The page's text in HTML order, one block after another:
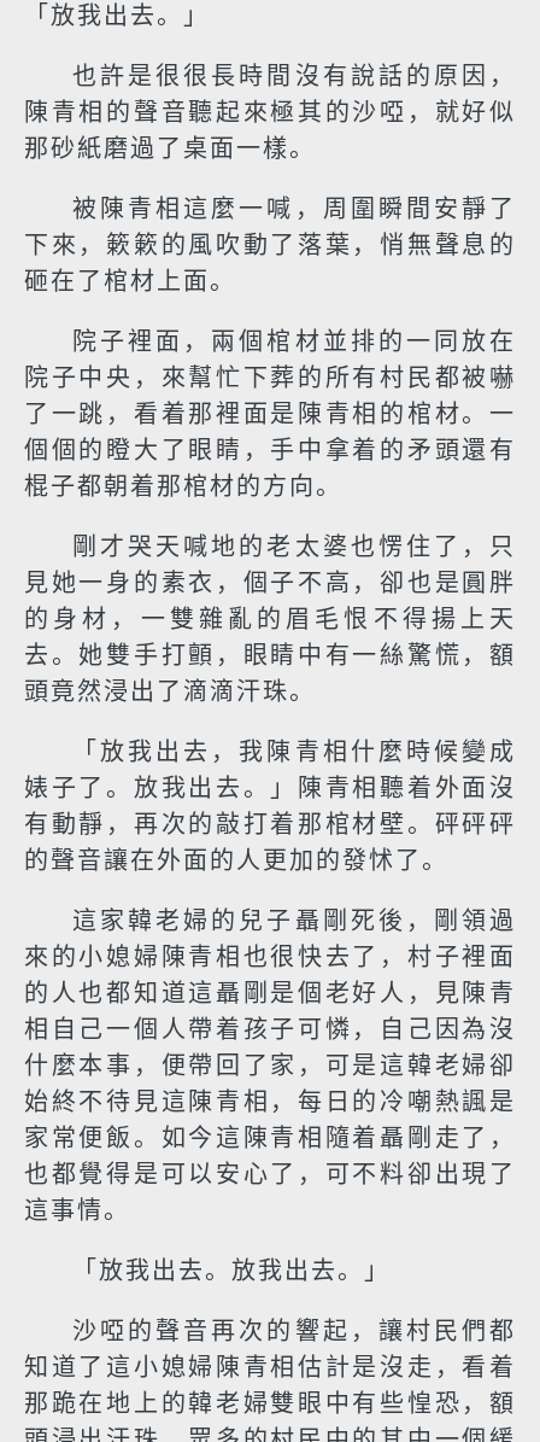
「放我出去。」
也許是很很長時間沒有說話的原因，
陳青相的聲音聽起來極其的沙啞，就好似
那砂紙磨過了桌面一樣。
被陳青相這麼一喊，周圍瞬間安靜了
下來，簌簌的風吹動了落葉，悄無聲息的
砸在了棺材上面。
院子裡面，兩個棺材並排的一同放在
院子中央，來幫忙下葬的所有村民都被嚇
了一跳，看着那裡面是陳青相的棺材。一
個個的瞪大了眼睛，手中拿着的矛頭還有
棍子都朝着那棺材的方向。
剛才哭天喊地的老太婆也愣住了，只
見她一身的素衣，個子不高，卻也是圓胖
的身材，一雙雜亂的眉毛恨不得揚上天
去。她雙手打顫，眼睛中有一絲驚慌，額
頭竟然浸出了滴滴汗珠。
「放我出去，我陳青相什麼時候變成
婊子了。放我出去。」陳青相聽着外面沒
有動靜，再次的敲打着那棺材壁。砰砰砰
的聲音讓在外面的人更加的發怵了。
這家韓老婦的兒子聶剛死後，剛領過
來的小媳婦陳青相也很快去了，村子裡面
的人也都知道這聶剛是個老好人，見陳青
相自己一個人帶着孩子可憐，自己因為沒
什麼本事，便帶回了家，可是這韓老婦卻
始終不待見這陳青相，每日的冷嘲熱諷是
家常便飯。如今這陳青相隨着聶剛走了，
也都覺得是可以安心了，可不料卻出現了
這事情。
「放我出去。放我出去。」
沙啞的聲音再次的響起，讓村民們都
知道了這小媳婦陳青相估計是沒走，看着
那跪在地上的韓老婦雙眼中有些惶恐，額